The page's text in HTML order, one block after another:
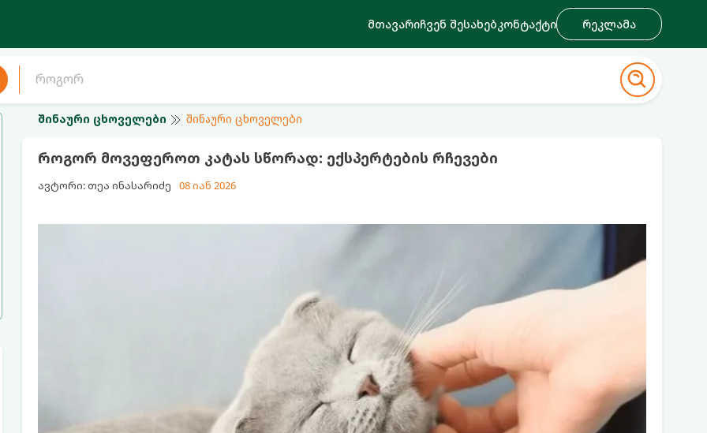
მთავარიჩვენ შესახებკონტაქტი რეკლამა
შინაური ცხოველები შინაური ცხოველები
როგორ მოვეფეროთ კატას სწორად: ექსპერტების რჩევები
ავტორი: თეა ინასარიძე 08 იან 2026